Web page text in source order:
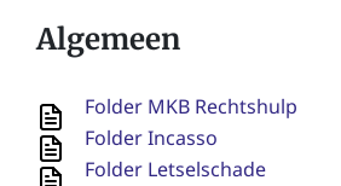
Algemeen
Folder MKB Rechtshulp
Folder Incasso
Folder Letselschade